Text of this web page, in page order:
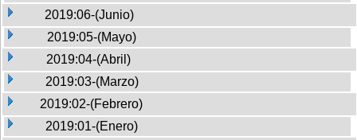
2019:06-(Junio)
2019:05-(Mayo)
2019:04-(Abril)
2019:03-(Marzo)
2019:02-(Febrero)
2019:01-(Enero)